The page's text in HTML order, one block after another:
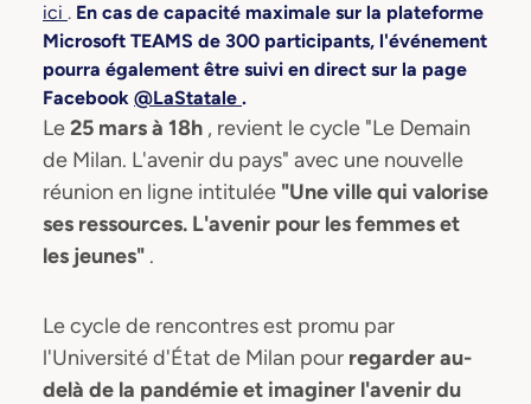
ici . En cas de capacité maximale sur la plateforme
Microsoft TEAMS de 300 participants, l'événement
pourra également être suivi en direct sur la page
Facebook @LaStatale .
Le25 mars à 18h , revient le cycle "Le Demain
de Milan. L'avenir du pays" avec une nouvelle
réunion en ligne intitulée "Une ville qui valorise
ses ressources. L'avenir pour les femmes et
les jeunes" .
Le cycle de rencontres est promu par
l'Université d'État de Milan pour regarder au-
delà de la pandémie et imaginer l'avenir du